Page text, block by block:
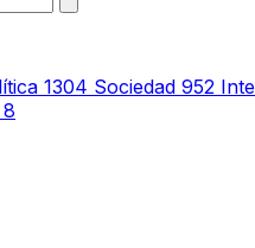
1304 Sociedad 952
8